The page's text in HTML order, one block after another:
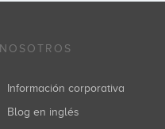
NOSOTROS
Información corporativa
Blog en inglés